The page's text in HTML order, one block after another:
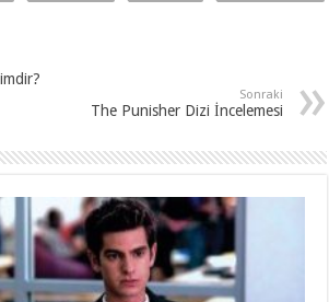
Sonraki
The Punisher Dizi İncelemesi